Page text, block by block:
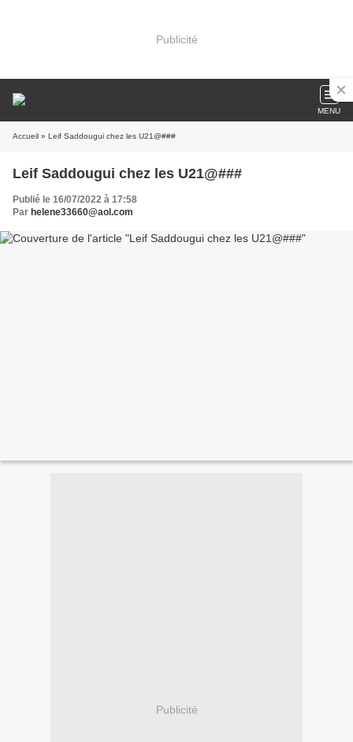
Publicité
MENU
Accueil » Leif Saddougui chez les U21@###
Leif Saddougui chez les U21@###
Publié le 16/07/2022 à 17:58
Par helene33660@aol.com
Publicité